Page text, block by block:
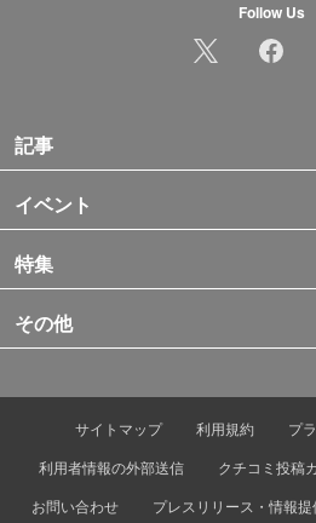
Follow Us
記事
イベント
特集
その他
サイトマップ 利用規約
プ
利用者情報の外部送信
クチコミ投稿
お問い合わせ
プレスリリース・情報提